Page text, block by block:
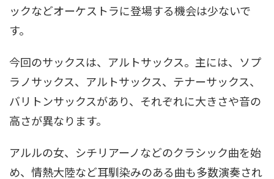
ックなどオーケストラに登場する機会は少ないで
す。
今回のサックスは、アルトサックス。主には、ソプ
ラノサックス、アルトサックス、テナーサックス、
バリトンサックスがあり、それぞれに大きさや音の
高さが異なります。
アルルの女、シチリアーノなどのクラシック曲を始
め、情熱大陸など耳馴染みのある曲も多数演奏され